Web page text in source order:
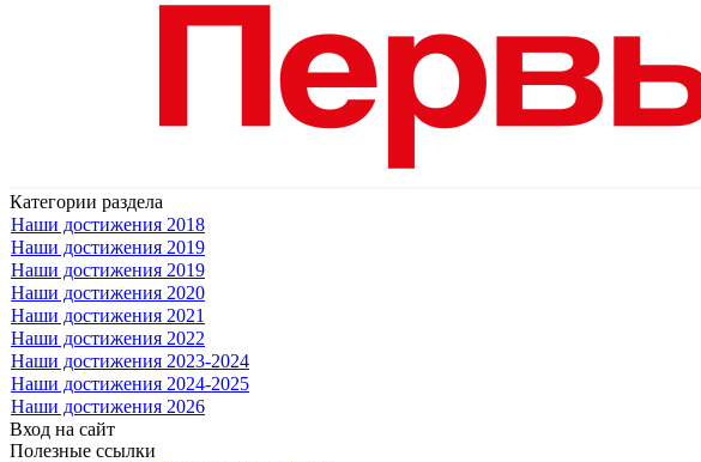
Категории раздела
Наши достижения 2018
Наши достижения 2019
Наши достижения 2019
Наши достижения 2020
Наши достижения 2021
Наши достижения 2022
Наши достижения 2023-2024
Наши достижения 2024-2025
Наши достижения 2026
Вход на сайт
Полезные ссылки